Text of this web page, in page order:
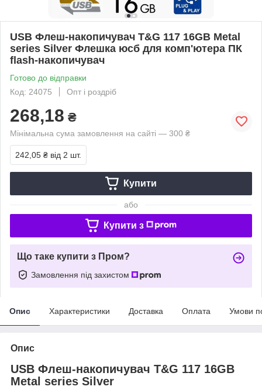
USB Флеш-накопичувач T&G 117 16GB Metal
series Silver Флешка юсб для комп'ютера ПК
flash-накопичувач
Готово до відправки
Код: 24075
Опт і роздріб
268,18 ₴
Мінімальна сума замовлення на сайті — 300 ₴
242,05 ₴ від 2 шт.
Купити
або
Купити з
Що таке купити з Пром?
Замовлення під захистом
Опис Характеристики Доставка Оплата Умови
Опис
USB Флеш-накопичувач T&G 117 16GB
Metal series Silver